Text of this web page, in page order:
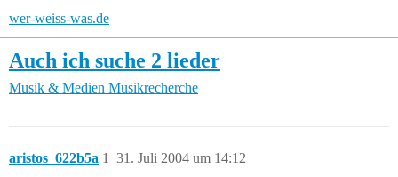
wer-weiss-was.de
Auch ich suche 2 lieder
Musik & Medien Musikrecherche
aristos_622b5a 31. Juli 2004 um 14:12
1